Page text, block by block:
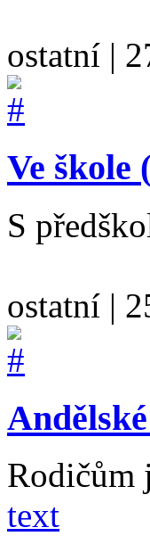
ostatní |
Ve škole
S
ostatní |
Rodičům
text